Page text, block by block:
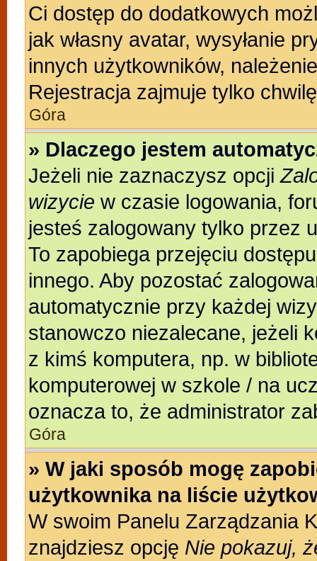
Ci dostęp do dodatkowych
jak własny avatar, wysyłanie
innych użytkowników,
Rejestracja zajmuje tylko
Góra
» Dlaczego jestem
Jeżeli nie zaznaczysz opcji
wizycie w czasie logowania,
jesteś zalogowany tylko przez
To zapobiega przejęciu
innego. Aby pozostać
automatycznie przy każdej
stanowczo niezalecane, jeżeli
z kimś komputera, np. w
komputerowej w szkole / na
oznacza to, że administrator
Góra
» W jaki sposób mogę
użytkownika na liście
W swoim Panelu Zarządzania
znajdziesz opcję Nie pokazuj,